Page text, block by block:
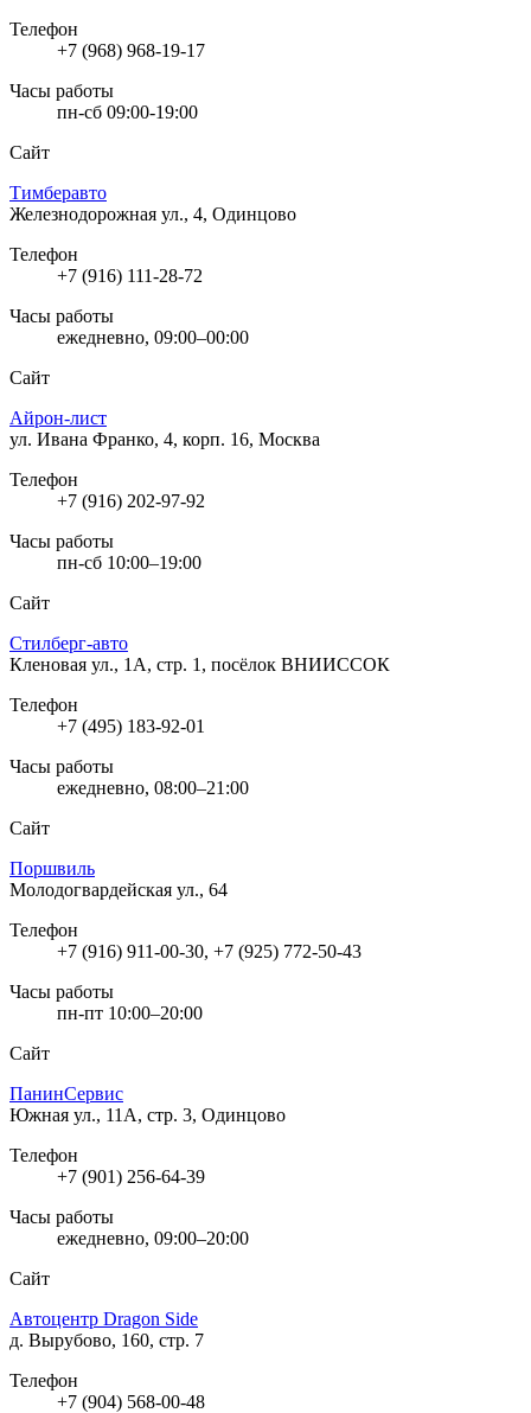
Телефон
+7 (968) 968-19-17
Часы работы
пн-сб 09:00-19:00
Сайт
Тимберавто
Железнодорожная ул., 4, Одинцово
Телефон
+7 (916) 111-28-72
Часы работы
ежедневно, 09:00–00:00
Сайт
Айрон-лист
ул. Ивана Франко, 4, корп. 16, Москва
Телефон
+7 (916) 202-97-92
Часы работы
пн-сб 10:00–19:00
Сайт
Стилберг-авто
Кленовая ул., 1А, стр. 1, посёлок ВНИИССОК
Телефон
+7 (495) 183-92-01
Часы работы
ежедневно, 08:00–21:00
Сайт
Поршвиль
Молодогвардейская ул., 64
Телефон
+7 (916) 911-00-30, +7 (925) 772-50-43
Часы работы
пн-пт 10:00–20:00
Сайт
ПанинСервис
Южная ул., 11А, стр. 3, Одинцово
Телефон
+7 (901) 256-64-39
Часы работы
ежедневно, 09:00–20:00
Сайт
Автоцентр Dragon Side
д. Вырубово, 160, стр. 7
Телефон
+7 (904) 568-00-48